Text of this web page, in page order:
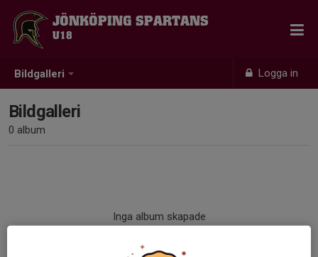
Bildgalleri Logga in
JÖNKÖPING SPARTANS
U18
Bildgalleri
0 album
Inga album skapade